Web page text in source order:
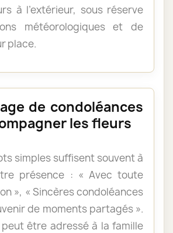
à l’extérieur, sous réserve
météorologiques et de
place.
de condoléances
les fleurs
simples suffisent souvent à
présence : « Avec toute
», « Sincères condoléances
de moments partagés ».
peut être adressé à la famille